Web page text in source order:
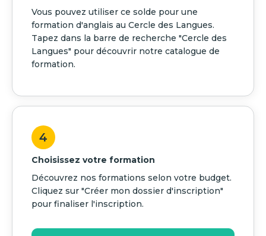
Vous pouvez utiliser ce solde pour une
formation d'anglais au Cercle des Langues.
Tapez dans la barre de recherche "Cercle des
Langues" pour découvrir notre catalogue de
formation.
4
Choisissez votre formation
Découvrez nos formations selon votre budget.
Cliquez sur "Créer mon dossier d'inscription"
pour finaliser l'inscription.